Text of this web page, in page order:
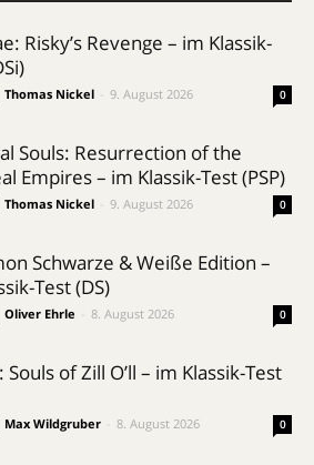
Risky’s Revenge – im Klassik-
Thomas Nickel 9. August 2026 0
Souls: Resurrection of the
Empires – im Klassik-Test (PSP)
Thomas Nickel 9. August 2026 0
Schwarze & Weiße Edition –
Test (DS)
Oliver Ehrle 8. August 2026 0
of Zill O’ll – im Klassik-Test
Max Wildgruber 8. August 2026 0